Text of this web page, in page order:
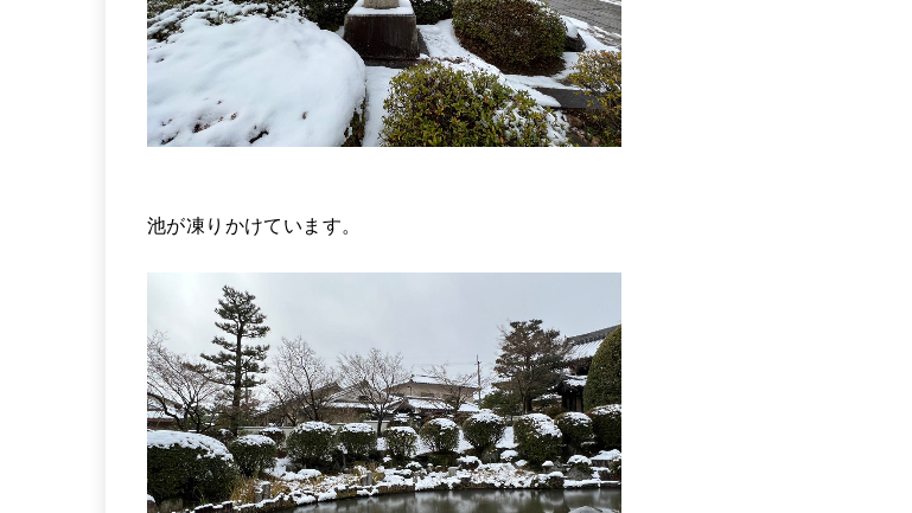
池が凍りかけています。